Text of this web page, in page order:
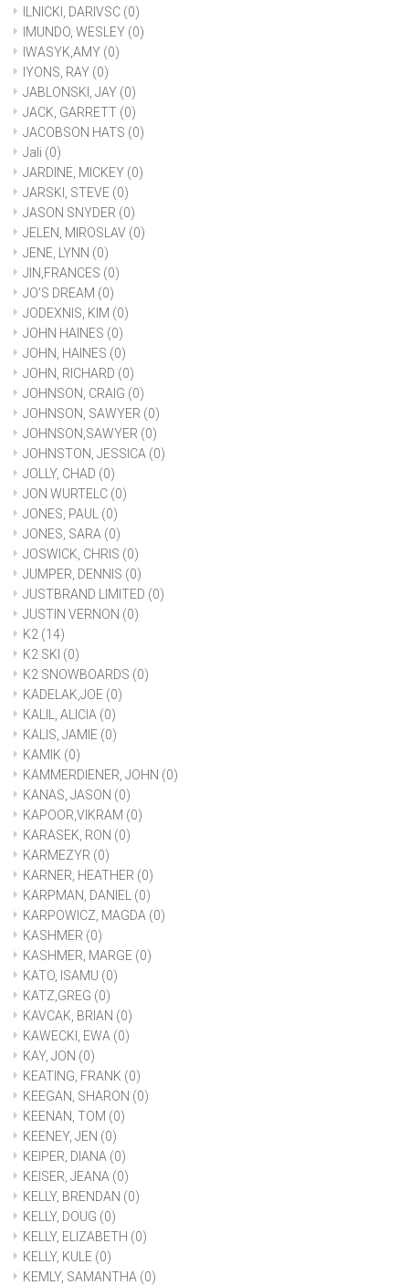
ILNICKI, DARIVSC (0)
IMUNDO, WESLEY (0)
IWASYK,AMY (0)
IYONS, RAY (0)
JABLONSKI, JAY (0)
JACK, GARRETT (0)
JACOBSON HATS (0)
Jali (0)
JARDINE, MICKEY (0)
JARSKI, STEVE (0)
JASON SNYDER (0)
JELEN, MIROSLAV (0)
JENE, LYNN (0)
JIN,FRANCES (0)
JO'S DREAM (0)
JODEXNIS, KIM (0)
JOHN HAINES (0)
JOHN, HAINES (0)
JOHN, RICHARD (0)
JOHNSON, CRAIG (0)
JOHNSON, SAWYER (0)
JOHNSON,SAWYER (0)
JOHNSTON, JESSICA (0)
JOLLY, CHAD (0)
JON WURTELC (0)
JONES, PAUL (0)
JONES, SARA (0)
JOSWICK, CHRIS (0)
JUMPER, DENNIS (0)
JUSTBRAND LIMITED (0)
JUSTIN VERNON (0)
K2 (14)
K2 SKI (0)
K2 SNOWBOARDS (0)
KADELAK,JOE (0)
KALIL, ALICIA (0)
KALIS, JAMIE (0)
KAMIK (0)
KAMMERDIENER, JOHN (0)
KANAS, JASON (0)
KAPOOR,VIKRAM (0)
KARASEK, RON (0)
KARMEZYR (0)
KARNER, HEATHER (0)
KARPMAN, DANIEL (0)
KARPOWICZ, MAGDA (0)
KASHMER (0)
KASHMER, MARGE (0)
KATO, ISAMU (0)
KATZ,GREG (0)
KAVCAK, BRIAN (0)
KAWECKI, EWA (0)
KAY, JON (0)
KEATING, FRANK (0)
KEEGAN, SHARON (0)
KEENAN, TOM (0)
KEENEY, JEN (0)
KEIPER, DIANA (0)
KEISER, JEANA (0)
KELLY, BRENDAN (0)
KELLY, DOUG (0)
KELLY, ELIZABETH (0)
KELLY, KULE (0)
KEMLY, SAMANTHA (0)